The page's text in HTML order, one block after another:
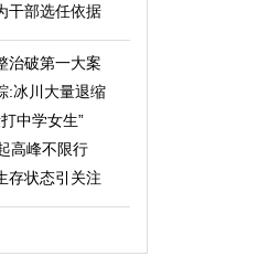
干部选任依据
治破第一大案
:冰川大量退缩
中学女生”
高峰不限行
存状态引关注